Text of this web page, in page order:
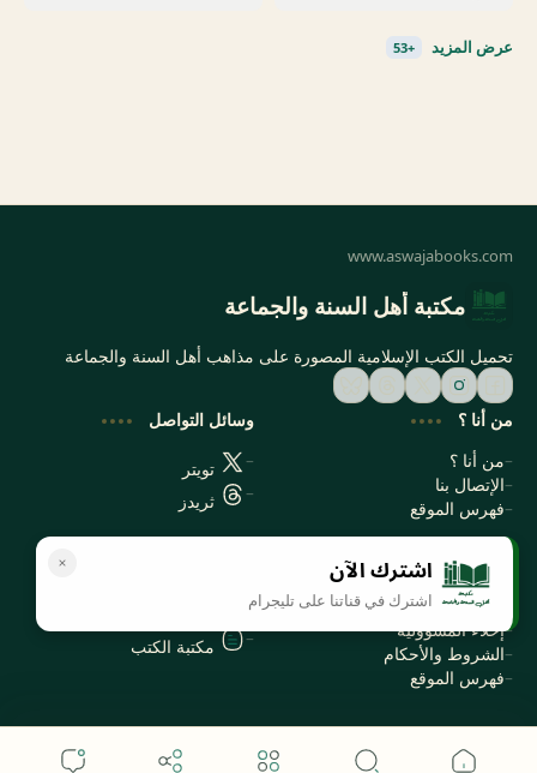
اشترك الآن
اشترك في قناتنا على تليجرام
مكتبة أهل السنة والجماعة
تحميل الكتب الإسلامية المصورة على مذاهب أهل السنة والجماعة
من أنا ؟
من أنا ؟
الإتصال بنا
فهرس الموقع
وسائل التواصل
تويتر
ثريدز
سياسة الخصوصية
سياسة الخصوصية
إخلاء المسؤولية
الشروط والأحكام
فهرس الموقع
مكتبة الكتب